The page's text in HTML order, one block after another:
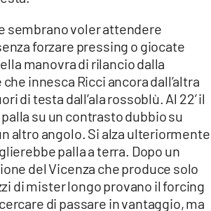
sembrano voler attendere
forzare pressing o giocate
manovra di rilancio dalla
innesca Ricci ancora dall’altra
di testa dall’ala rossoblù. Al 22’ il
su un contrasto dubbio su
altro angolo. Si alza ulteriormente
palla a terra. Dopo un
del Vicenza che produce solo
di mister longo provano il forcing
di passare in vantaggio, ma